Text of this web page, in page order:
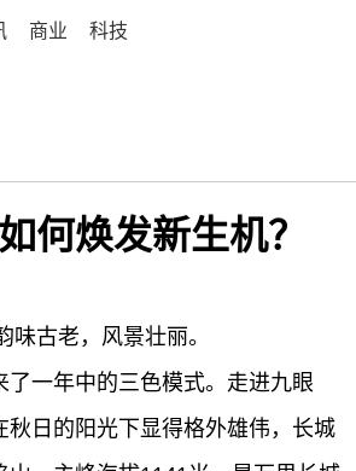
商业 科技
何焕发新生机？
古老，风景壮丽。
一年中的三色模式。走进九眼
日的阳光下显得格外雄伟，长城